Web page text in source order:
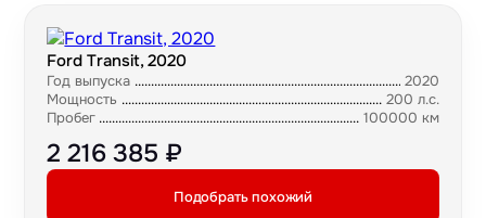
Ford Transit, 2020
Год выпуска
2020
Мощность
200 л.с.
Пробег
100000 км
2 216 385 ₽
Подобрать похожий